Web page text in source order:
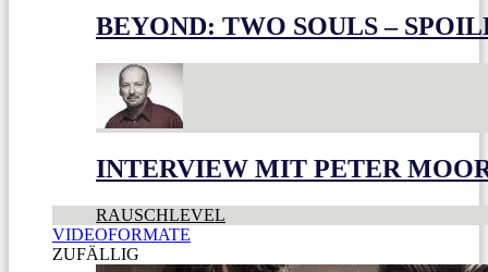
BEYOND: TWO SOULS –
INTERVIEW MIT PETER
RAUSCHLEVEL
VIDEOFORMATE
ZUFÄLLIG